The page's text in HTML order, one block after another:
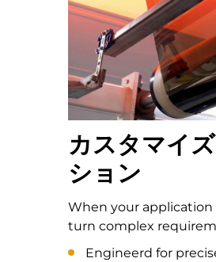
カスタマイ
ション
When your application
turn complex
Engineerd for